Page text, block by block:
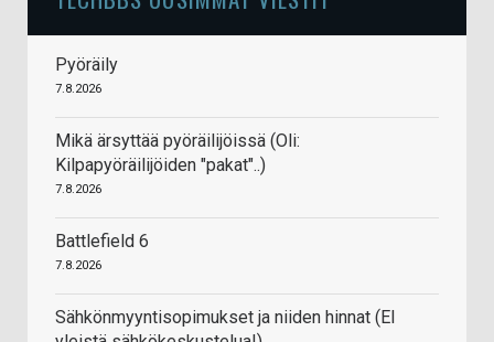
Pyöräily
7.8.2026
Mikä ärsyttää pyöräilijöissä (Oli:
Kilpapyöräilijöiden "pakat"..)
7.8.2026
Battlefield 6
7.8.2026
Sähkönmyyntisopimukset ja niiden hinnat (EI